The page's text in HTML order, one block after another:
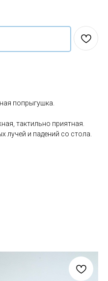
попрыгушка.
тактильно приятная.
лучей и падений со стола.